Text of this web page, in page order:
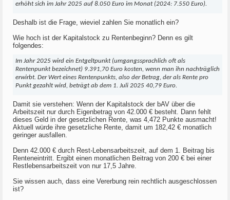
erhöht sich im Jahr 2025 auf 8.050 Euro im Monat (2024: 7.550 Euro).
Deshalb ist die Frage, wieviel zahlen Sie monatlich ein?
Wie hoch ist der Kapitalstock zu Rentenbeginn? Denn es gilt
folgendes:
Im Jahr 2025 wird ein Entgeltpunkt (umgangssprachlich oft als
Rentenpunkt bezeichnet) 9.391,70 Euro kosten, wenn man ihn nachträglich
erwirbt. Der Wert eines Rentenpunkts, also der Betrag, der als Rente pro
Punkt gezahlt wird, beträgt ab dem 1. Juli 2025 40,79 Euro.
Damit sie verstehen: Wenn der Kapitalstock der bAV über die
Arbeitszeit nur durch Eigenbetrag von 42.000 € besteht. Dann fehlt
dieses Geld in der gesetzlichen Rente, was 4,472 Punkte ausmacht!
Aktuell würde ihre gesetzliche Rente, damit um 182,42 € monatlich
geringer ausfallen.
Denn 42.000 € durch Rest-Lebensarbeitszeit, auf dem 1. Beitrag bis
Renteneintritt. Ergibt einen monatlichen Beitrag von 200 € bei einer
Restlebensarbeitszeit von nur 17,5 Jahre.
Sie wissen auch, dass eine Vererbung rein rechtlich ausgeschlossen
ist?